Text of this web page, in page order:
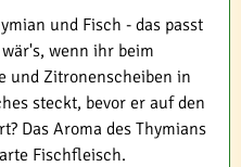
und Fisch - das passt
wenn ihr beim
und Zitronenscheiben in
steckt, bevor er auf den
Das Aroma des Thymians
Fischfleisch.